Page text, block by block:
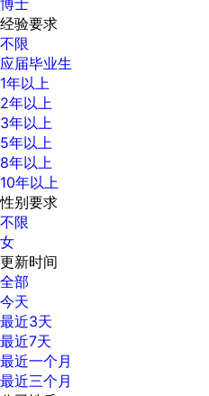
博士
经验要求
不限
应届毕业生
1年以上
2年以上
3年以上
5年以上
8年以上
10年以上
性别要求
不限
女
更新时间
全部
今天
最近3天
最近7天
最近一个月
最近三个月